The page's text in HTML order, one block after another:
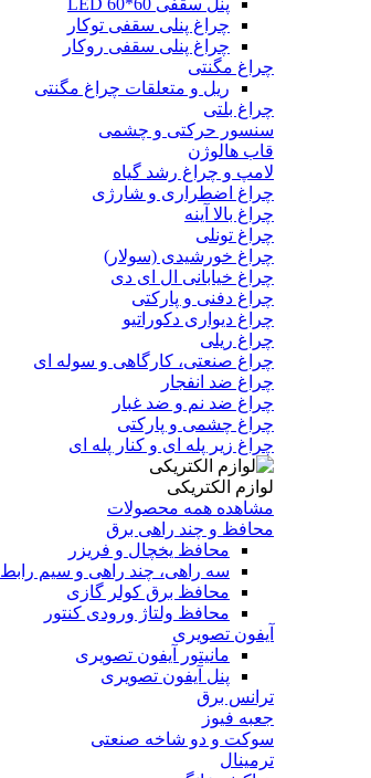
پنل سقفی 60*60 LED
چراغ پنلی سقفی توکار
چراغ پنلی سقفی روکار
چراغ مگنتی
ریل و متعلقات چراغ مگنتی
چراغ بلتی
سنسور حرکتی و چشمی
قاب هالوژن
لامپ و چراغ رشد گیاه
چراغ اضطراری و شارژی
چراغ بالا آینه
چراغ تونلی
چراغ خورشیدی (سولار)
چراغ خیابانی ال ای دی
چراغ دفنی و پارکتی
چراغ دیواری دکوراتیو
چراغ ریلی
چراغ صنعتی، کارگاهی و سوله ای
چراغ ضد انفجار
چراغ ضد نم و ضد غبار
چراغ چشمی و پارکتی
چراغ‌ زیر‌ پله‌ ای و کنار‌ پله‌ ای
لوازم الکتریکی
مشاهده همه محصولات
محافظ و چند راهی برق
محافظ یخچال و فریزر
سه راهی، چند راهی و سیم رابط
محافظ برق کولر گازی
محافظ ولتاژ ورودی کنتور
آیفون تصویری
مانیتور آیفون تصویری
پنل آیفون تصویری
ترانس برق
جعبه فیوز
سوکت و دو شاخه صنعتی
ترمینال